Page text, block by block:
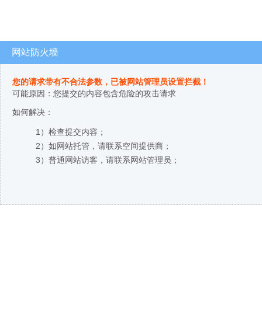
网站防火墙
您的请求带有不合法参数，已被网站管理员设置拦截！
可能原因：您提交的内容包含危险的攻击请求
如何解决：
1）检查提交内容；
2）如网站托管，请联系空间提供商；
3）普通网站访客，请联系网站管理员；